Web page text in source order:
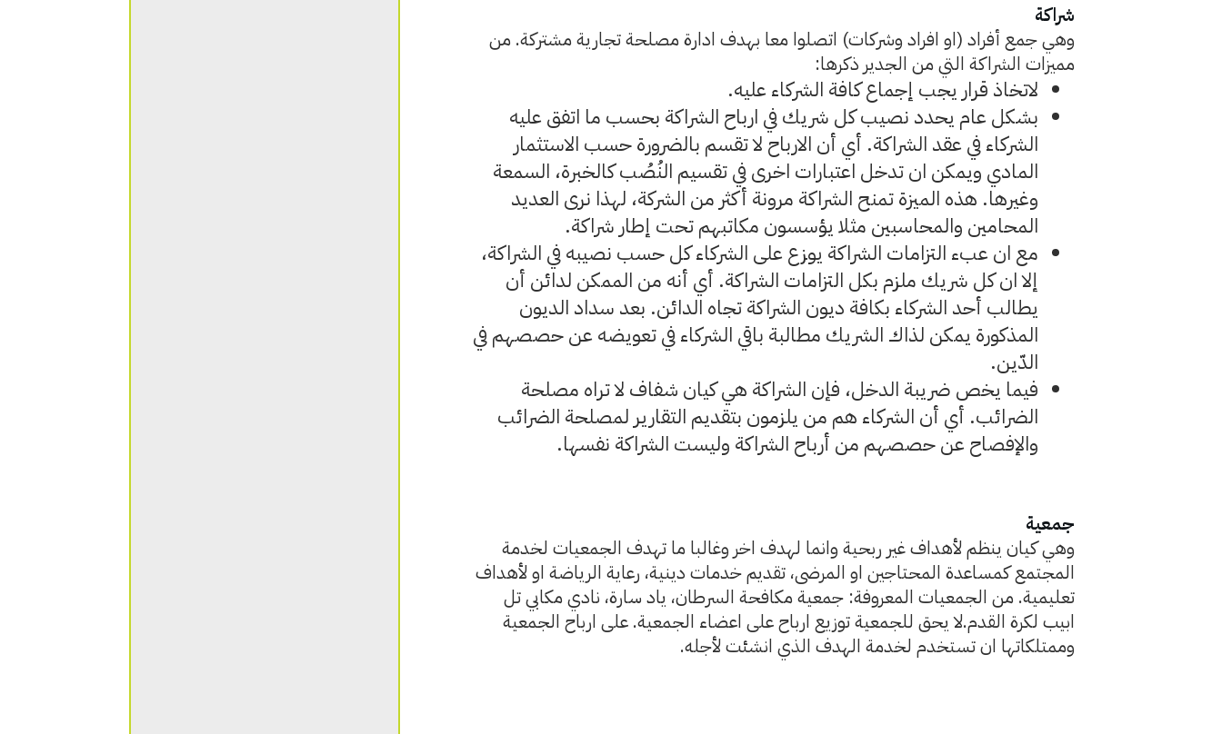
شراكة
وهي جمع أفراد (او افراد وشركات) اتصلوا معا بهدف ادارة مصلحة تجارية مشتركة. من
مميزات الشراكة التي من الجدير ذكرها:
لاتخاذ قرار يجب إجماع كافة الشركاء عليه.
بشكل عام يحدد نصيب كل شريك في ارباح الشراكة بحسب ما اتفق عليه
الشركاء في عقد الشراكة. أي أن الارباح لا تقسم بالضرورة حسب الاستثمار
المادي ويمكن ان تدخل اعتبارات اخرى في تقسيم النُصُب كالخبرة، السمعة
وغيرها. هذه الميزة تمنح الشراكة مرونة أكثر من الشركة، لهذا نرى العديد
المحامين والمحاسبين مثلا يؤسسون مكاتبهم تحت إطار شراكة.
مع ان عبء التزامات الشراكة يوزع على الشركاء كل حسب نصيبه في الشراكة،
إلا ان كل شريك ملزم بكل التزامات الشراكة. أي أنه من الممكن لدائن أن
يطالب أحد الشركاء بكافة ديون الشراكة تجاه الدائن. بعد سداد الديون
المذكورة يمكن لذاك الشريك مطالبة باقي الشركاء في تعويضه عن حصصهم في
الدّين.
فيما يخص ضريبة الدخل، فإن الشراكة هي كيان شفاف لا تراه مصلحة
الضرائب. أي أن الشركاء هم من يلزمون بتقديم التقارير لمصلحة الضرائب
والإفصاح عن حصصهم من أرباح الشراكة وليست الشراكة نفسها.
جمعية
وهي كيان ينظم لأهداف غير ربحية وانما لهدف اخر وغالبا ما تهدف الجمعيات لخدمة
المجتمع كمساعدة المحتاجين او المرضى، تقديم خدمات دينية، رعاية الرياضة او لأهداف
تعليمية. من الجمعيات المعروفة: جمعية مكافحة السرطان، ياد سارة، نادي مكابي تل
ابيب لكرة القدم.لا يحق للجمعية توزيع ارباح على اعضاء الجمعية. على ارباح الجمعية
وممتلكاتها ان تستخدم لخدمة الهدف الذي انشئت لأجله.